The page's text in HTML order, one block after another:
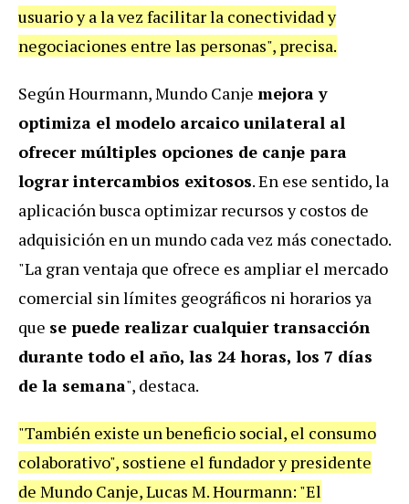
usuario y a la vez facilitar la conectividad y
negociaciones entre las personas", precisa.
Según Hourmann, Mundo Canje mejora y
optimiza el modelo arcaico unilateral al
ofrecer múltiples opciones de canje para
lograr intercambios exitosos. En ese sentido, la
aplicación busca optimizar recursos y costos de
adquisición en un mundo cada vez más conectado.
"La gran ventaja que ofrece es ampliar el mercado
comercial sin límites geográficos ni horarios ya
que se puede realizar cualquier transacción
durante todo el año, las 24 horas, los 7 días
de la semana", destaca.
"También existe un beneficio social, el consumo
colaborativo", sostiene el fundador y presidente
de Mundo Canje, Lucas M. Hourmann: "El